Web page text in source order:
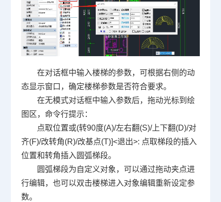
在对话框中输入楼梯的参数，可根据右侧的动
态显示窗口，确定楼梯参数是否符合要求。
在无模式对话框中输入参数后，拖动光标到绘
图区，命令行提示：
点取位置或(转90度(A)/左右翻(S)/上下翻(D)/对
齐(F)/改转角(R)/改基点(T)]<退出>: 点取梯段的插入
位置和转角插入圆弧梯段。
圆弧梯段为自定义对象，可以通过拖动夹点进
行编辑，也可以双击楼梯进入对象编辑重新设定参
数。